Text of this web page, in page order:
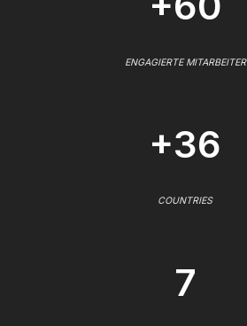
ENGAGIERTE MITARBEITER
+36
COUNTRIES
7